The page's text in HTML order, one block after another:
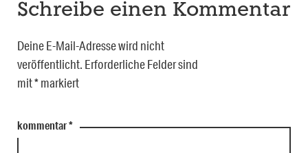
Schreibe einen Kommentar
Deine E-Mail-Adresse wird nicht
veröffentlicht. Erforderliche Felder sind
mit*markiert
kommentar*